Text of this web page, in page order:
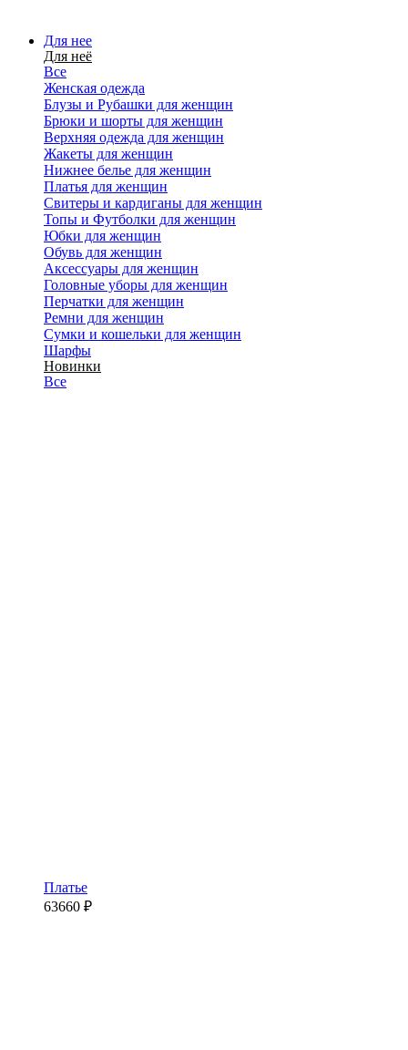
Для нее
Для неё
Все
Женская одежда
Блузы и Рубашки для женщин
Брюки и шорты для женщин
Верхняя одежда для женщин
Жакеты для женщин
Нижнее белье для женщин
Платья для женщин
Свитеры и кардиганы для женщин
Топы и Футболки для женщин
Юбки для женщин
Обувь для женщин
Аксессуары для женщин
Головные уборы для женщин
Перчатки для женщин
Ремни для женщин
Сумки и кошельки для женщин
Шарфы
Новинки
Все
Платье
63660 ₽